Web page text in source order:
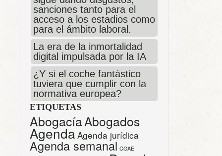
sanciones tanto para el
acceso a los estadios como
para el ámbito laboral.
La era de la inmortalidad
digital impulsada por la IA
¿Y si el coche fantástico
tuviera que cumplir con la
normativa europea?
ETIQUETAS
AbogacíaAbogados
Agenda Agenda jurídica
Agenda semanal CGAE